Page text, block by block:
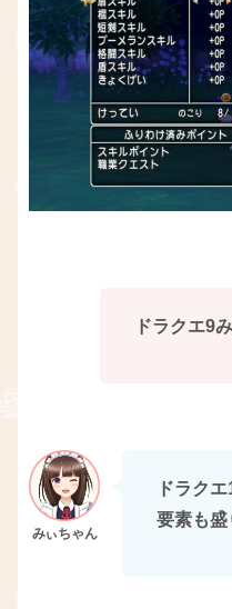
ドラクエ9
ドラク
要素も盛